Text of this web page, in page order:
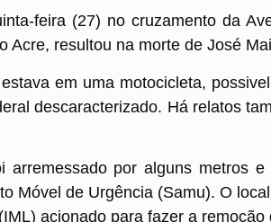
feira (27) no cruzamento da
Acre, resultou na morte de José
em uma motocicleta,
descaracterizado. Há relatos
por alguns metros
Móvel de Urgência (Samu). O
acionado para fazer a remoção